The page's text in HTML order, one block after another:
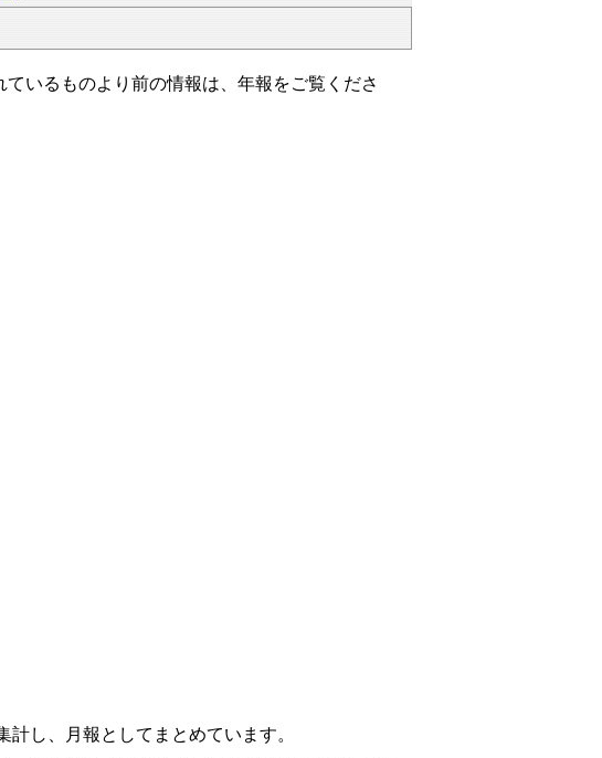
いるものより前の情報は、年報をご覧くださ
し、月報としてまとめています。